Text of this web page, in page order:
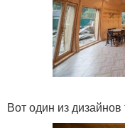
Вот один из дизайнов